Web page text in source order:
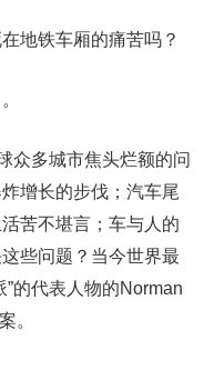
地铁车厢的痛苦吗？
众多城市焦头烂额的问
增长的步伐；汽车尾
苦不堪言；车与人的
些问题？当今世界最
的代表人物的Norman
。